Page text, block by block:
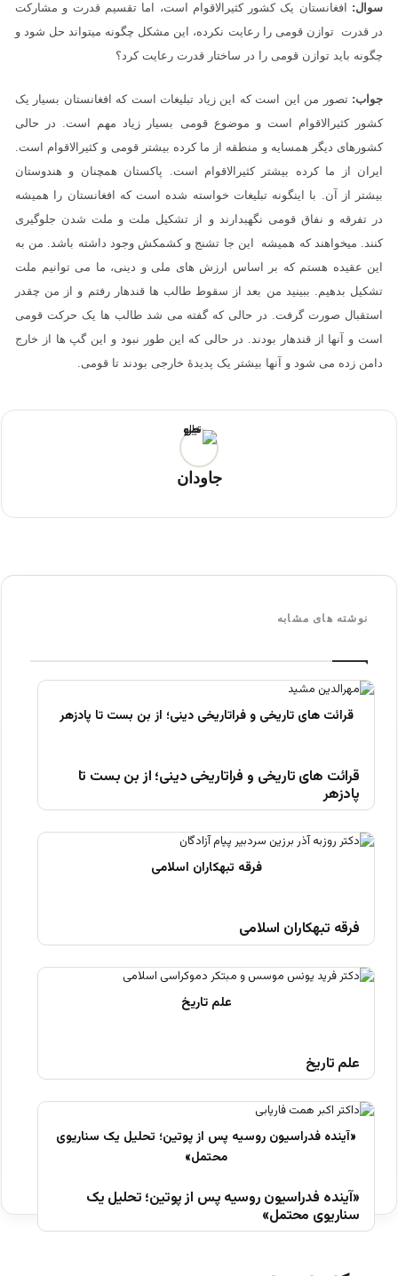
سوال: افغانستان یک کشور کثیرالاقوام است، اما تقسیم قدرت و مشارکت
در قدرت توازن قومی را رعایت نکرده، این مشکل چگونه میتواند حل شود و
چگونه باید توازن قومی را در ساختار قدرت رعایت کرد؟
جواب: تصور من این است که این زیاد تبلیغات است که افغانستان بسیار یک
کشور کثیرالاقوام است و موضوع قومی بسیار زیاد مهم است. در حالی
کشورهای دیگر همسایه و منطقه از ما کرده بیشتر قومی و کثیرالاقوام است.
ایران از ما کرده بیشتر کثیرالاقوام است. پاکستان همچنان و هندوستان
بیشتر از آن. با اینگونه تبلیغات خواسته شده است که افغانستان را همیشه
در تفرقه و نفاق قومی نگهبدارند و از تشکیل ملت و ملت شدن جلوگیری
کنند. میخواهند که همیشه این جا تشنج و کشمکش وجود داشته باشد. من به
این عقیده هستم که بر اساس ارزش های ملی و دینی، ما می توانیم ملت
تشکیل بدهیم. ببینید من بعد از سقوط طالب ها قندهار رفتم و از من چقدر
استقبال صورت گرفت. در حالی که گفته می شد طالب ها یک حرکت قومی
است و آنها از قندهار بودند. در حالی که این طور نبود و این گپ ها از خارج
دامن زده می شود و آنها بیشتر یک پدیدۀ خارجی بودند تا قومی.
جاودان
نوشته های مشابه
قرائت های تاریخی و فراتاریخی دینی؛ از بن بست تا
پادزهر
فرقه تبهکاران اسلامی
علم تاریخ
«آینده فدراسیون روسیه پس از پوتین؛ تحلیل یک
سناریوی محتمل»